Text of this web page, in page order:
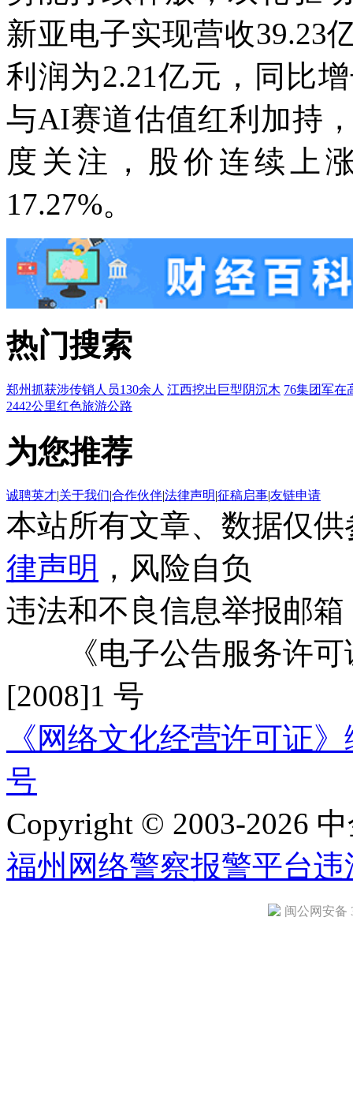
新亚电子实现营收39.23
利润为2.21亿元，同比
与AI赛道估值红利加持
度关注，股价连续上
17.27%。
热门搜索
郑州抓获涉传销人员130余人 江西挖出巨型阴沉木 76集团军在
2442公里红色旅游公路
为您推荐
诚聘英才|关于我们|合作伙伴|法律声明|征稿启事|友链申请
本站所有文章、数据仅
律声明 ，风险自负
违法和不良信息举报邮箱
《电子公告服务许可
[2008]1 号
《网络文化经营许可证
号
Copyright © 2003-2026
福州网络警察报警平台违
闽公网安备